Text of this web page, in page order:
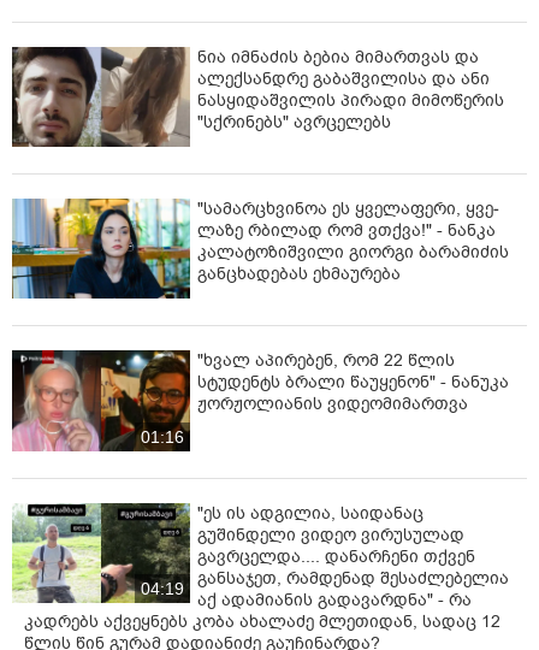
განაპირობა შემდგომი განვითარება. თქვენ იცით,
ჩვენი მონასტრები იყო ძალიან დიდი სამეცნიერო
კერებიც. სწორედ ეს მიმართულებაა
სრულყოფილებისა, რომლისკენაც ქართველი ხალხი
ყოველთვის განსაკუთრებით მიილტვოდა და დიდ
მათი მოტანილია და ამისთვის ვმადლობთ მათ!
უფალს ვმადლობთ მათი მოვლინებისთვის და
ვმადლობთ ყოვლადწმინდა ღვთისმშობელს,
ვინაიდან, მინდა, გაგახსენოთ, რომ როგორც წმინდა
ნინო მოგვივლინა ჩვენ დედა ღვთისმშობელმა მისი
გამოემართნენ საქართველოში ყოვლადწმინდა
ღვთისმშობლის გამოცხადების შემდეგ.
ალბათ გახსოვთ მათი ცხოვრებიდან, რომ თვით
კათალიკოსი ევლავიუსი და მეფე ფარსმანი დახვდნენ
მათ, როდესაც საქართველოში შემოვიდნენ. რატომ?
იმიტომ, რომ უკვე იცოდნენ მათი მნიშვნელობა,
რადგან ანგელოზები გამოეცხადა კათალიკოს
ევლავიუსს და უთხრეს, როგორი ადამიანები
მოდიოდნენ და რა მისია ეკისრებოდათ მათ. ამიტომ
პირადად გადიან კათალიკოსი და მეფე მათ
შესახვედრად.
ნია იმნაძის ბებია მიმართვას და
ალექსანდრე გაბაშვილისა და ანი
ნასყიდაშვილის პირადი მიმოწერის
"სქრინებს" ავრცელებს
"სა­მარ­ცხვი­ნოა ეს ყვე­ლა­ფე­რი, ყვე­
ლა­ზე რბი­ლად რომ ვთქვა!" - ნანკა
კალატოზიშვილი გიორგი ბარამიძის
განცხადებას ეხმაურება
01:16
"ხვალ აპირებენ, რომ 22 წლის
სტუდენტს ბრალი წაუყენონ" - ნანუკა
ჟორჟოლიანის ვიდეომიმართვა
04:19
"ეს ის ადგილია, საიდანაც
გუშინდელი ვიდეო ვირუსულად
გავრცელდა.... დანარჩენი თქვენ
განსაჯეთ, რამდენად შესაძლებელია
აქ ადამიანის გადავარდნა" - რა
კადრებს აქვეყნებს კობა ახალაძე მლეთიდან, სადაც 12
წლის წინ გურამ დადიანიძე გაუჩინარდა?